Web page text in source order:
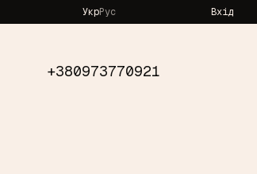
УкрРус Вхід
+380973770921